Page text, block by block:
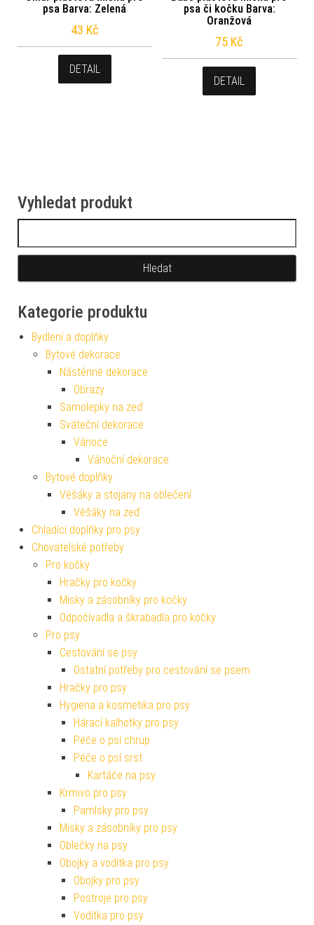
psa Barva: Zelená
43 Kč
DETAIL
psa či kočku Barva:
Oranžová
75 Kč
DETAIL
Vyhledat produkt
Kategorie produktu
Bydlení a doplňky
Bytové dekorace
Nástěnné dekorace
Obrazy
Samolepky na zeď
Sváteční dekorace
Vánoce
Vánoční dekorace
Bytové doplňky
Věšáky a stojany na oblečení
Věšáky na zeď
Chladící doplňky pro psy
Chovatelské potřeby
Pro kočky
Hračky pro kočky
Misky a zásobníky pro kočky
Odpočívadla a škrabadla pro kočky
Pro psy
Cestování se psy
Ostatní potřeby pro cestování se psem
Hračky pro psy
Hygiena a kosmetika pro psy
Hárací kalhotky pro psy
Péče o psí chrup
Péče o psí srst
Kartáče na psy
Krmivo pro psy
Pamlsky pro psy
Misky a zásobníky pro psy
Oblečky na psy
Obojky a vodítka pro psy
Obojky pro psy
Postroje pro psy
Vodítka pro psy